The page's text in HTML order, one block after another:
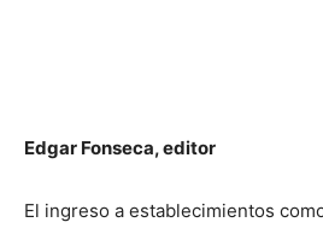
Edgar Fonseca, editor
El ingreso a establecimientos